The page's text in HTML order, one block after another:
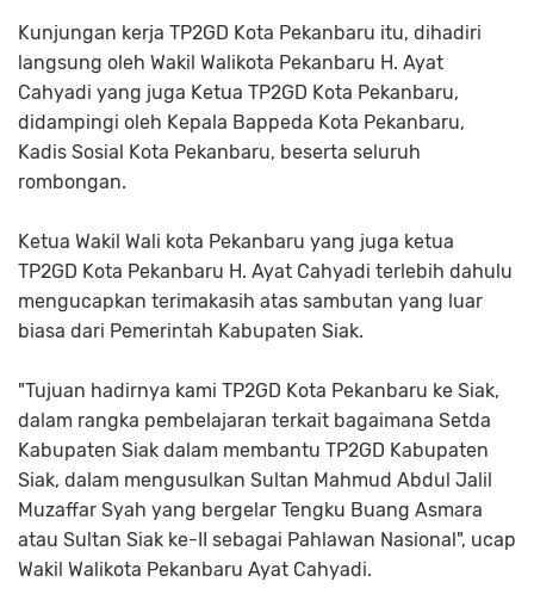
Kunjungan kerja TP2GD Kota Pekanbaru itu, dihadiri
langsung oleh Wakil Walikota Pekanbaru H. Ayat
Cahyadi yang juga Ketua TP2GD Kota Pekanbaru,
didampingi oleh Kepala Bappeda Kota Pekanbaru,
Kadis Sosial Kota Pekanbaru, beserta seluruh
rombongan.
Ketua Wakil Wali kota Pekanbaru yang juga ketua
TP2GD Kota Pekanbaru H. Ayat Cahyadi terlebih dahulu
mengucapkan terimakasih atas sambutan yang luar
biasa dari Pemerintah Kabupaten Siak.
"Tujuan hadirnya kami TP2GD Kota Pekanbaru ke Siak,
dalam rangka pembelajaran terkait bagaimana Setda
Kabupaten Siak dalam membantu TP2GD Kabupaten
Siak, dalam mengusulkan Sultan Mahmud Abdul Jalil
Muzaffar Syah yang bergelar Tengku Buang Asmara
atau Sultan Siak ke-II sebagai Pahlawan Nasional", ucap
Wakil Walikota Pekanbaru Ayat Cahyadi.